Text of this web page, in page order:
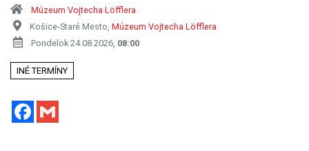
Múzeum Vojtecha Löfflera
Košice-Staré Mesto, Múzeum Vojtecha Löfflera
Pondelok 24.08.2026, 08:00
INÉ TERMÍNY
Facebook